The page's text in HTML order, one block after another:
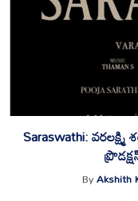
Saraswathi:
ByAkshith